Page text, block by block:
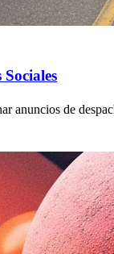
anuncios de